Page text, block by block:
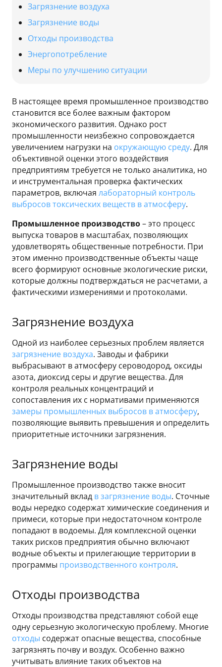
В настоящее время промышленное производство
становится все более важным фактором
экономического развития. Однако рост
промышленности неизбежно сопровождается
увеличением нагрузки на окружающую среду. Для
объективной оценки этого воздействия
предприятиям требуется не только аналитика, но
и инструментальная проверка фактических
параметров, включая лабораторный контроль
выбросов токсических веществ в атмосферу.
Промышленное производство– это процесс
выпуска товаров в масштабах, позволяющих
удовлетворять общественные потребности. При
этом именно производственные объекты чаще
всего формируют основные экологические риски,
которые должны подтверждаться не расчетами, а
фактическими измерениями и протоколами.
Загрязнение воздуха
Одной из наиболее серьезных проблем является
загрязнение воздуха. Заводы и фабрики
выбрасывают в атмосферу сероводород, оксиды
азота, диоксид серы и другие вещества. Для
контроля реальных концентраций и
сопоставления их с нормативами применяются
замеры промышленных выбросов в атмосферу,
позволяющие выявить превышения и определить
приоритетные источники загрязнения.
Загрязнение воды
Промышленное производство также вносит
значительный вклад в загрязнение воды. Сточные
воды нередко содержат химические соединения и
примеси, которые при недостаточном контроле
попадают в водоемы. Для комплексной оценки
таких рисков предприятия обычно включают
водные объекты и прилегающие территории в
программы производственного контроля.
Отходы производства
Отходы производства представляют собой еще
одну серьезную экологическую проблему. Многие
отходы содержат опасные вещества, способные
загрязнять почву и воздух. Особенно важно
учитывать влияние таких объектов на
Загрязнение воздуха
Загрязнение воды
Отходы производства
Энергопотребление
Меры по улучшению ситуации